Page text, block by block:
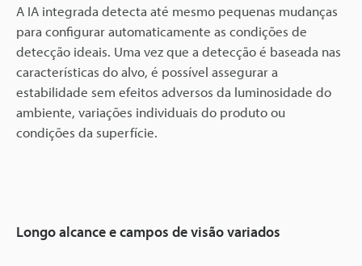
A IA integrada detecta até mesmo pequenas mudanças
para configurar automaticamente as condições de
detecção ideais. Uma vez que a detecção é baseada nas
características do alvo, é possível assegurar a
estabilidade sem efeitos adversos da luminosidade do
ambiente, variações individuais do produto ou
condições da superfície.
Longo alcance e campos de visão variados